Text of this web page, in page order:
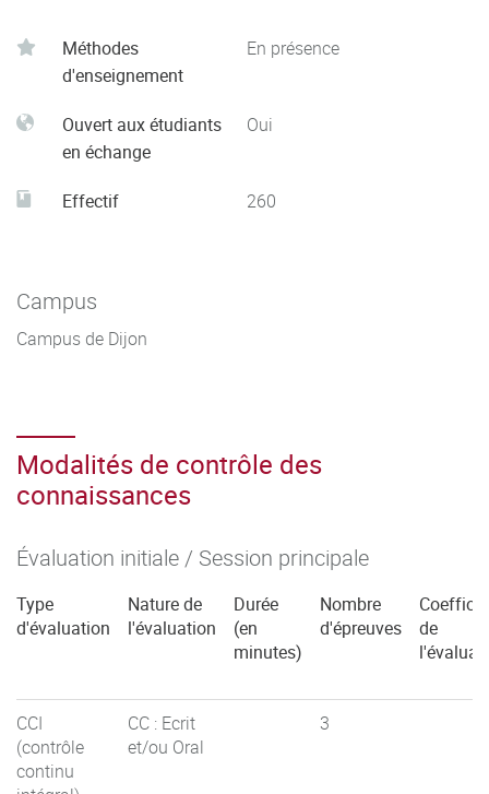
Méthodes
d'enseignement
En présence
Ouvert aux étudiants
en échange
Oui
Effectif 260
Campus
Campus de Dijon
Modalités de contrôle des
connaissances
Évaluation initiale / Session principale
Type
d'évaluation
Nature de
l'évaluation
Durée
(en
minutes)
Nombre
d'épreuves
de
CCI
(contrôle
continu
CC : Ecrit
et/ou Oral
3